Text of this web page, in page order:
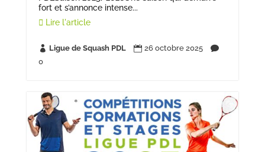
fort et s’annonce intense...
Lire l'article
 Ligue de Squash PDL  26 octobre 2025 
0